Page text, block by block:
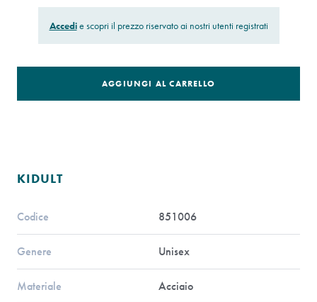
Accedie scopri il prezzo riservato ai nostri utenti registrati
AGGIUNGI AL CARRELLO
KIDULT
Codice 851006
Genere Unisex
Materiale Acciaio